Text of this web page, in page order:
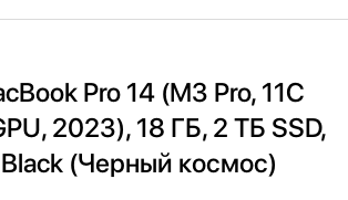
Pro 14 (M3 Pro, 11C
2023), 18 ГБ, 2 ТБ SSD,
(Черный космос)